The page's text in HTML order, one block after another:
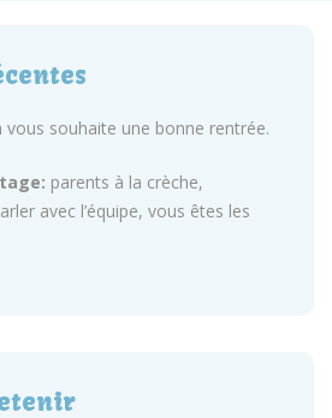
vous souhaite une bonne rentrée.
parents à la crèche,
avec l’équipe, vous êtes les